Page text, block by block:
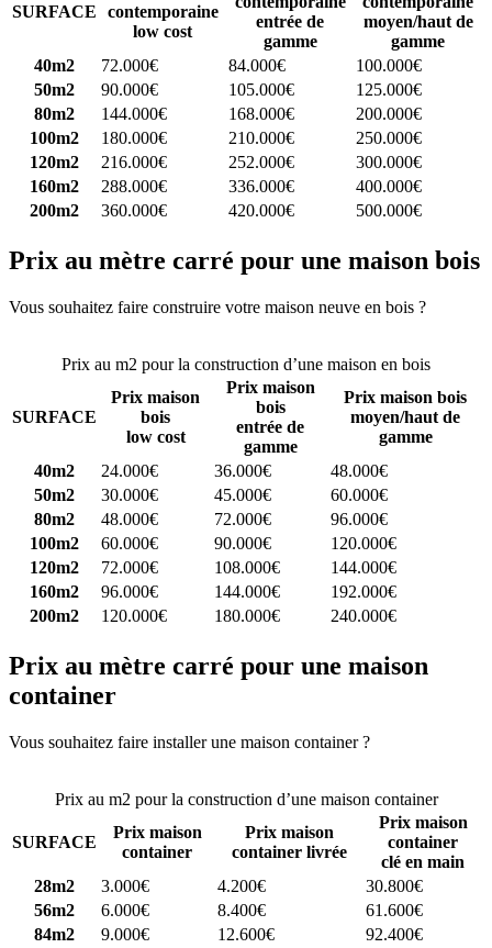
SURFACE
contemporaine
low cost
entrée de
gamme
moyen/haut de
gamme
40m2
72.000€ 84.000€
100.000€
50m2
90.000€ 105.000€
125.000€
80m2
144.000€ 168.000€
200.000€
100m2
180.000€ 210.000€
250.000€
120m2
216.000€ 252.000€
300.000€
160m2
288.000€ 336.000€
400.000€
200m2
360.000€ 420.000€ 500.000€
Prix au mètre carré pour une maison bois
Vous souhaitez faire construire votre maison neuve en bois ?
Prix au m2 pour la construction d’une maison en bois
SURFACE
Prix maison
bois
low cost
Prix maison
bois
entrée de
gamme
Prix maison bois
moyen/haut de
gamme
40m2
24.000€ 36.000€
48.000€
50m2
30.000€ 45.000€
60.000€
80m2
48.000€ 72.000€
96.000€
100m2
60.000€ 90.000€
120.000€
120m2
72.000€ 108.000€
144.000€
160m2
96.000€ 144.000€
192.000€
200m2
120.000€ 180.000€ 240.000€
Prix au mètre carré pour une maison
container
Vous souhaitez faire installer une maison container ?
Prix au m2 pour la construction d’une maison container
SURFACE
Prix maison
container
Prix maison
container livrée
Prix maison
container
clé en main
28m2
3.000€ 4.200€
30.800€
56m2
6.000€ 8.400€
61.600€
84m2
9.000€ 12.600€
92.400€